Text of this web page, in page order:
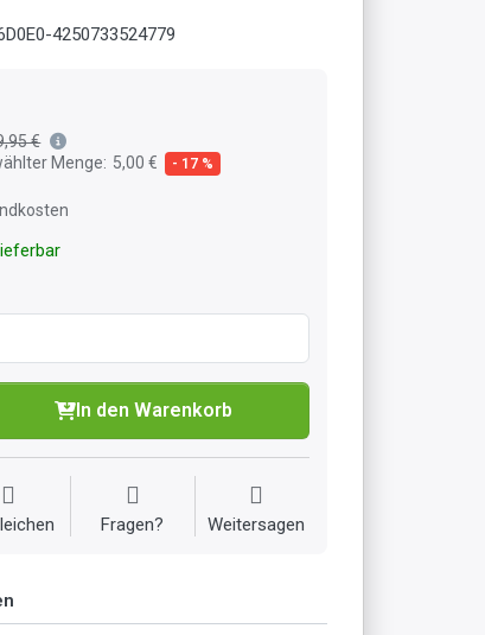
4250733524779
€
Menge: 5,00 € - 17 %
In den Warenkorb
Fragen? Weitersagen